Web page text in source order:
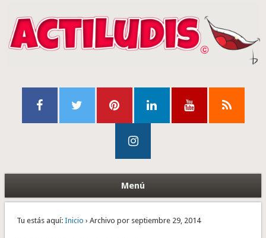
Menú
Tu estás aquí: Inicio › Archivo por septiembre 29, 2014